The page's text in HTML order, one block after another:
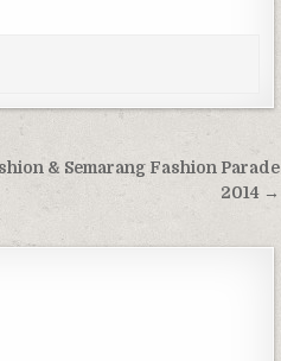
& Semarang Fashion Parade
2014 →